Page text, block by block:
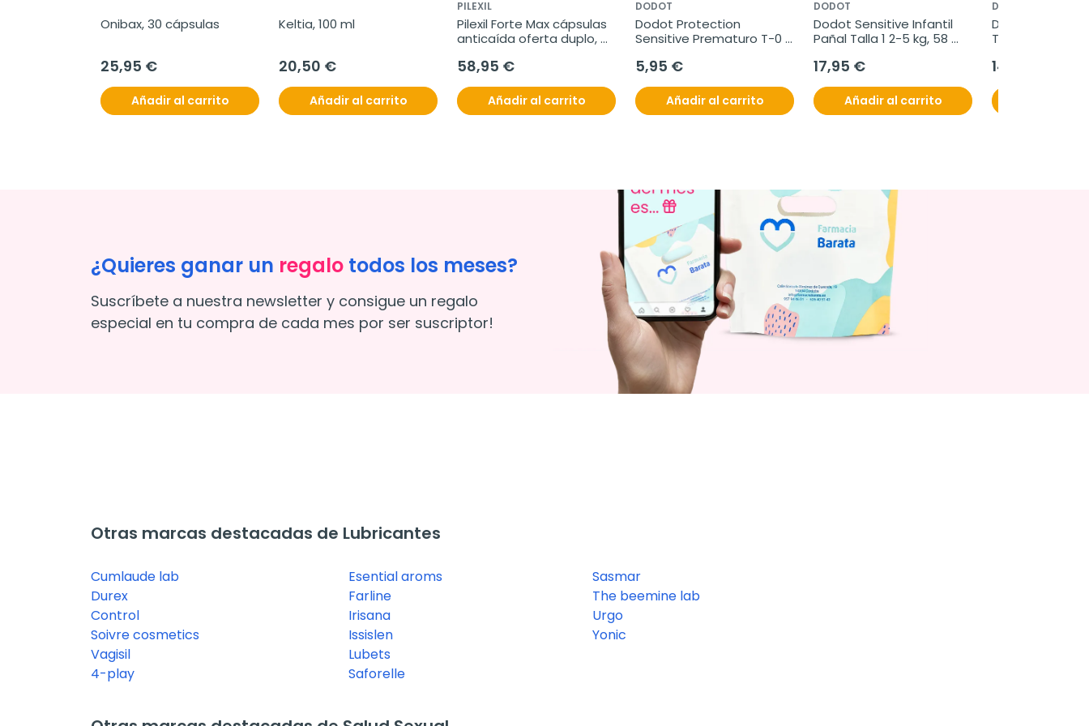
Onibax, 30 cápsulas
25,95 €
Añadir al carrito
Keltia, 100 ml
20,50 €
Añadir al carrito
PILEXIL
Pilexil Forte Max cápsulas
anticaída oferta duplo,
58,95 €
Añadir al carrito
DODOT
Dodot Protection
Sensitive Prematuro T-0
5,95 €
Añadir al carrito
DODOT
Dodot Sensitive Infantil
Pañal Talla 1 2-5 kg, 58
17,95 €
Añadir al carrito
DODOT
Dodot
Talla 2 4-8 kg,
14,95 €
¿Quieres ganar un regalo todos los meses?
Suscríbete a nuestra newsletter y consigue un regalo
especial en tu compra de cada mes por ser suscriptor!
Otras marcas destacadas de Lubricantes
Cumlaude lab
Durex
Control
Soivre cosmetics
Vagisil
4-play
Esential aroms
Farline
Irisana
Issislen
Lubets
Saforelle
Sasmar
The beemine lab
Urgo
Yonic